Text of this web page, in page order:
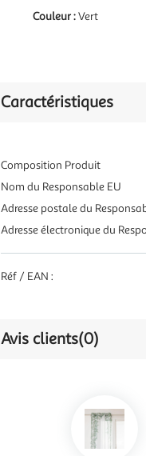
Couleur :Vert
Caractéristiques
Composition Produit
Nom du Responsable EU
Adresse postale du
Adresse électronique du
Réf / EAN :
Avis clients(0)